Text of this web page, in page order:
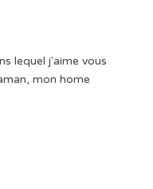
lequel j'aime vous
mon home